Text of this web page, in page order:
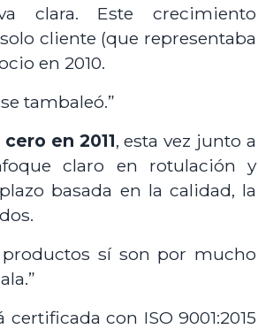
clara. Este crecimiento
cliente (que representaba
en 2010.
tambaleó.”
en 2011, esta vez junto a
claro en rotulación y
basada en la calidad, la
productos sí son por mucho
con ISO 9001:2015